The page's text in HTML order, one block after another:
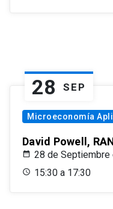
28 SEP
Microeconomía
David Powell,
28 de Septiembre
15:30 a 17:30